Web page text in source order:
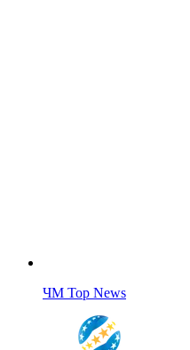
ЧМ Top News